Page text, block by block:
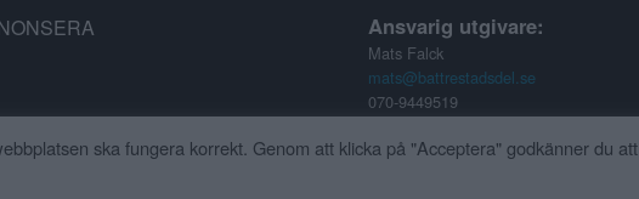
Ansvarig utgivare:
Mats Falck
mats@battrestadsdel.se
070-9449519
ska fungera korrekt. Genom att klicka på "Acceptera" godkänner du att